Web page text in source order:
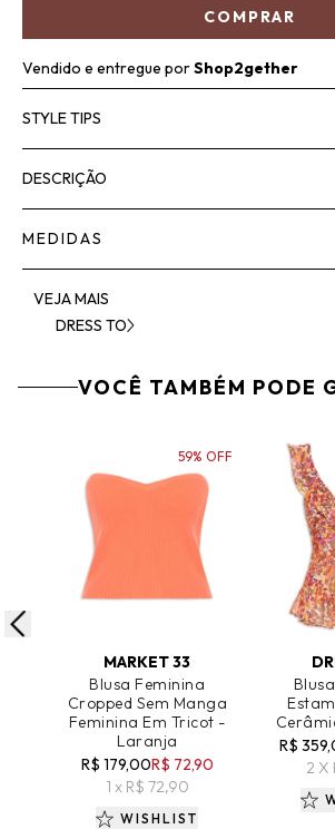
COMPRAR
Vendido e entregue porShop2gether
STYLE TIPS
DESCRIÇÃO
MEDIDAS
VEJA MAIS
DRESS TO
VOCÊ TAMBÉM PODE
MARKET 33
Blusa Feminina
Cropped Sem Manga
Feminina Em Tricot -
Laranja
R$ 179,00R$ 72,90
1 x R$ 72,90
59% OFF
WISHLIST
R$
2 X